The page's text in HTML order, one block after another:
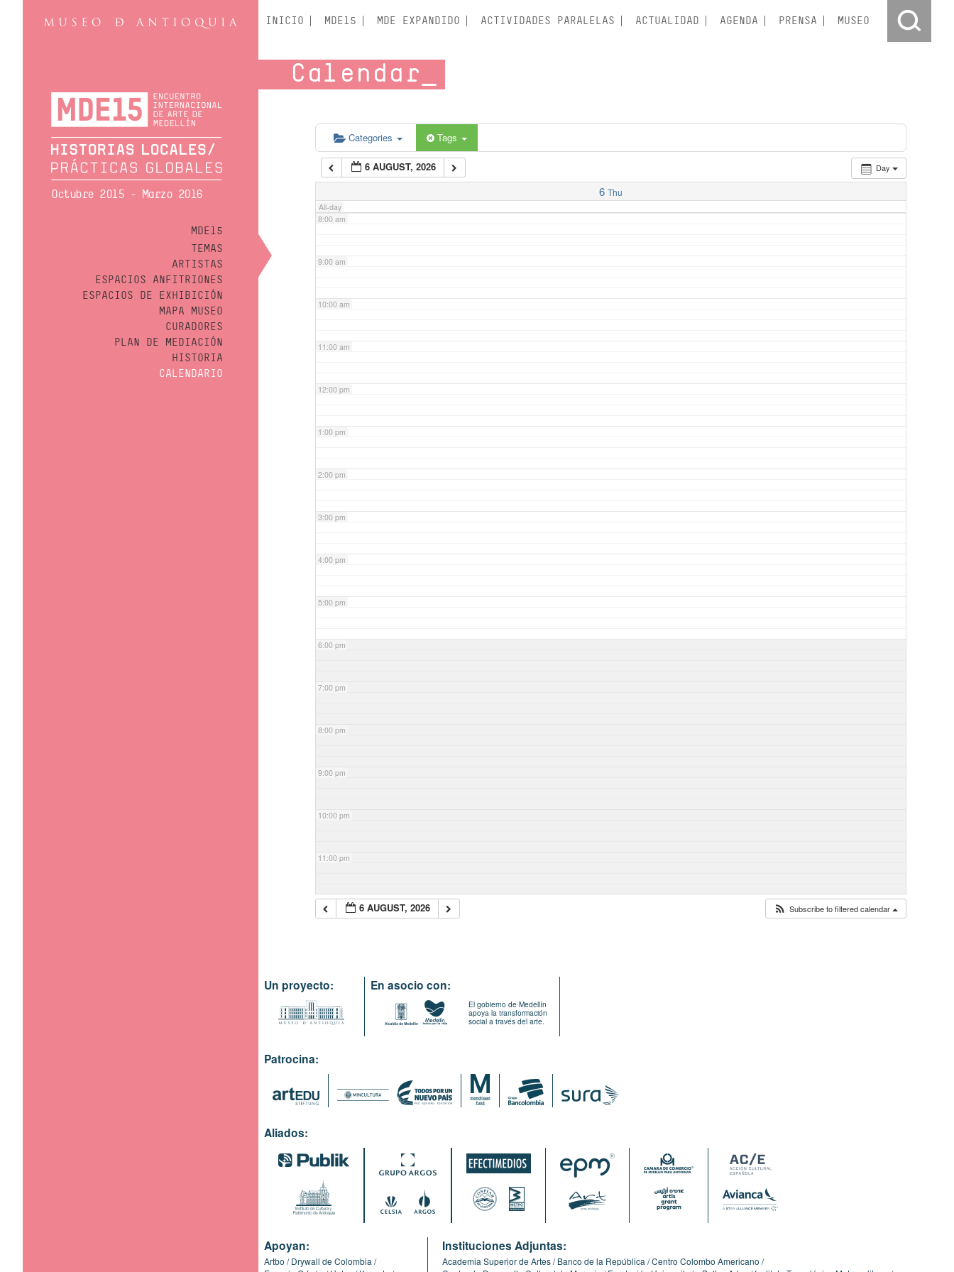
Octubre 2015 - Marzo 2016
MDE15
TEMAS
ARTISTAS
ESPACIOS ANFITRIONES
ESPACIOS DE EXHIBICIÓN
MAPA MUSEO
CURADORES
PLAN DE MEDIACIÓN
HISTORIA
CALENDARIO
INICIO MDE15 MDE EXPANDIDO ACTIVIDADES PARALELAS ACTUALIDAD AGENDA PRENSA MUSEO
Calendar
Categories Tags
Day
6 AUGUST, 2026
6 Thu
All-day
5:00 am
6:00 am
7:00 am
8:00 am
9:00 am
10:00 am
11:00 am
12:00 pm
1:00 pm
2:00 pm
3:00 pm
4:00 pm
5:00 pm
6:00 pm
7:00 pm
8:00 pm
9:00 pm
10:00 pm
11:00 pm
6 AUGUST, 2026 Subscribe to filtered calendar
Un proyecto: En asocio con:
El gobierno de Medellín
apoya la transformación
social a través del arte.
Patrocina:
Aliados:
Apoyan:
Artbo
Drywall de Colombia
Instituciones Adjuntas:
Academia Superior de Artes Banco de la República Centro Colombo Americano